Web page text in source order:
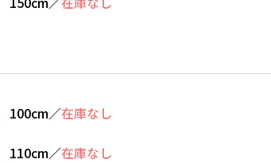
100cm／在庫なし
110cm／在庫なし